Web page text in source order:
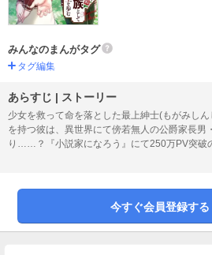
みんなのまんがタグ
タグ編集
あらすじ | ストーリー
少女を救って命を落とした最上紳士(もがみし
を持つ彼は、異世界にて傍若無人の公爵家長男
り……？『小説家になろう』にて250万PV突破
全コミカライズ！※「小説家になろう」は株式
今すぐ会員登録す